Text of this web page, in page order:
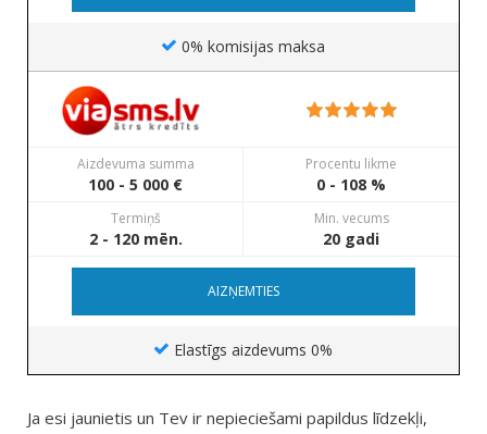
0% komisijas maksa
Aizdevuma summa
100 - 5 000 €
Procentu likme
0 - 108 %
Termiņš
2 - 120 mēn.
Min. vecums
20 gadi
AIZŅEMTIES
Elastīgs aizdevums 0%
Ja esi jaunietis un Tev ir nepieciešami papildus līdzekļi,